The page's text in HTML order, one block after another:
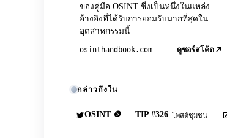
ของคู่มือ OSINT ซึ่งเป็นหนึ่งในแหล่ง
อ้างอิงที่ได้รับการยอมรับมากที่สุดใน
อุตสาหกรรมนี้
osinthandbook.com ดูซอร์สโค้ด
กล่าวถึงใน
OSINT 🪙 — TIP #326 โพสต์ชุมชน